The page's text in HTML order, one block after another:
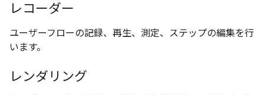
レコーダー
ユーザーフローの記録、再生、測定、ステップの編集を行
います。
レンダリング